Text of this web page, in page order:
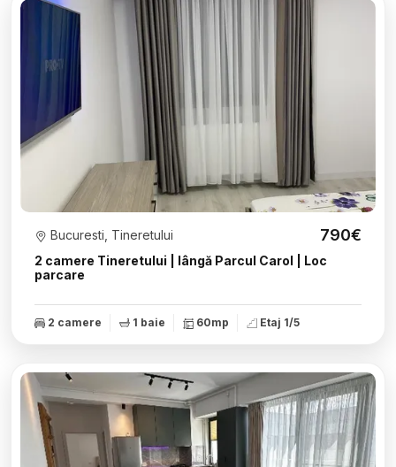
2 camere Tineretului | lângă Parcul Carol | Loc
parcare
Bucuresti, Tineretului 790€
2 camere 1 baie 60mp Etaj 1/5